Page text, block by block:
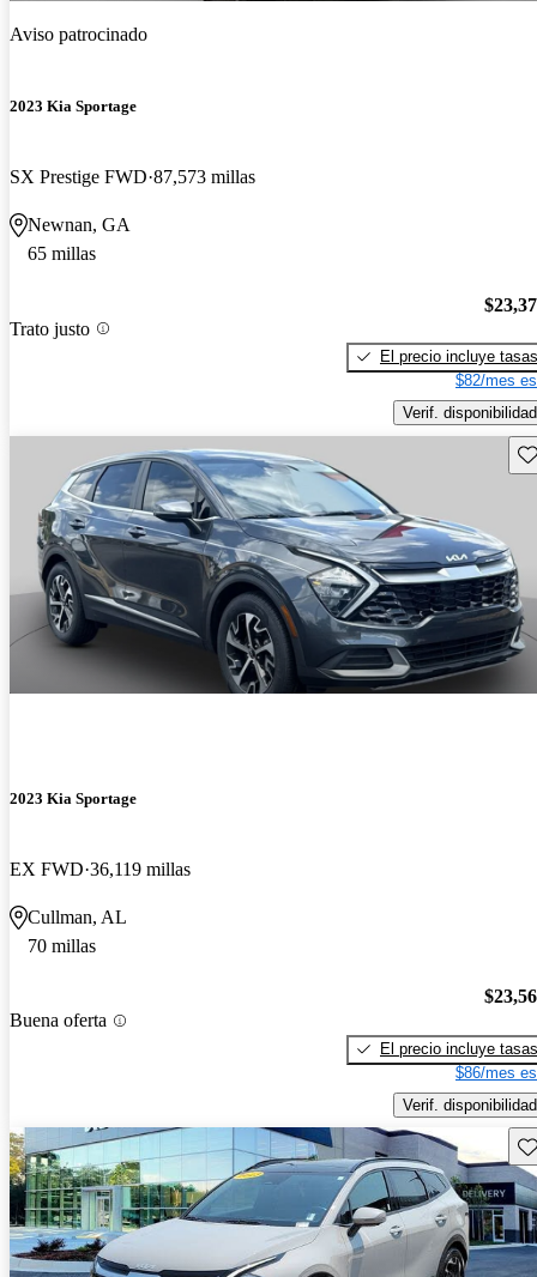
Aviso patrocinado
2023 Kia Sportage
SX Prestige FWD 87,573 millas
Newnan, GA
65 millas
Trato justo
El precio incluye tasas
$82/mes
Verif. disponibilidad
2023 Kia Sportage
EX FWD 36,119 millas
Cullman, AL
70 millas
Buena oferta
El precio incluye tasas
$86/mes
Verif. disponibilidad